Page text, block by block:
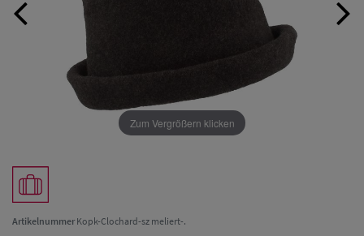
Zum Vergrößern klicken
ArtikelnummerKopk-Clochard-sz meliert-.